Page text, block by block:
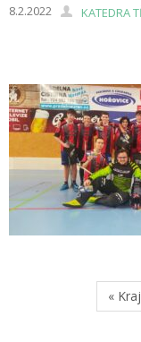
8.2.2022 KATEDRA
«